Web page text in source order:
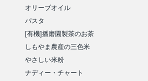
オリーブオイル
パスタ
[有機]播磨園製茶のお茶
しもやま農産の三色米
やさしい米粉
ナディー・チャート